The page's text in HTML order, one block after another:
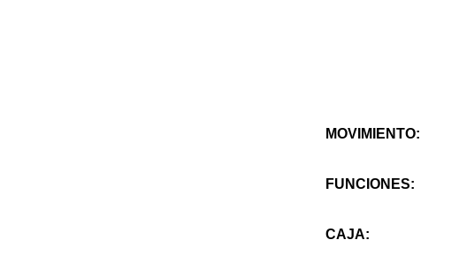
MOVIMIENTO:
FUNCIONES:
CAJA: